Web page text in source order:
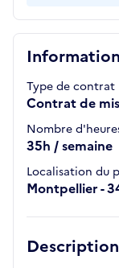
Type de contrat
Contrat de
Nombre
35h / semaine
Localisation du
Montpellier -